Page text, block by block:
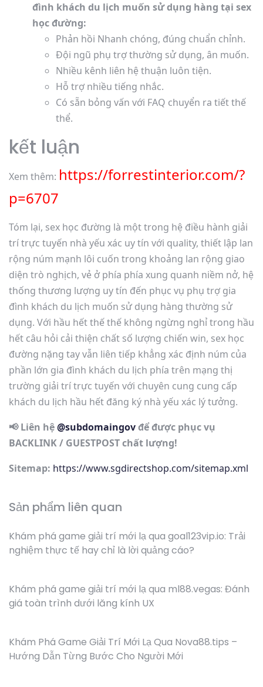
đình khách du lịch muốn sử dụng hàng tại sex
học đường:
Phản hồi Nhanh chóng, đúng chuẩn chỉnh.
Đội ngũ phụ trợ thường sử dụng, ân muốn.
Nhiều kênh liên hệ thuận luôn tiện.
Hỗ trợ nhiều tiếng nhắc.
Có sẵn bỏng vấn với FAQ chuyển ra tiết thế
thể.
kết luận
Xem thêm: https://forrestinterior.com/?
p=6707
Tóm lại, sex học đường là một trong hệ điều hành giải
trí trực tuyến nhà yếu xác uy tín với quality, thiết lập lan
rộng núm mạnh lôi cuốn trong khoảng lan rộng giao
diện trò nghịch, vẻ ở phía phía xung quanh niềm nở, hệ
thống thương lượng uy tín đến phục vụ phụ trợ gia
đình khách du lịch muốn sử dụng hàng thường sử
dụng. Với hầu hết thế thế không ngừng nghỉ trong hầu
hết câu hỏi cải thiện chất số lượng chiến win, sex học
đường nặng tay vẫn liên tiếp khẳng xác định núm của
phần lớn gia đình khách du lịch phía trên mạng thị
trường giải trí trực tuyến với chuyên cung cung cấp
khách du lịch hầu hết đăng ký nhà yếu xác lý tưởng.
📢 Liên hệ@subdomaingovđể được phục vụ
BACKLINK / GUESTPOST chất lượng!
Sitemap: https://www.sgdirectshop.com/sitemap.xml
Sản phẩm liên quan
Khám phá game giải trí mới lạ qua goal123vip.io: Trải
nghiệm thực tế hay chỉ là lời quảng cáo?
Khám phá game giải trí mới lạ qua ml88.vegas: Đánh
giá toàn trình dưới lăng kính UX
Khám Phá Game Giải Trí Mới Lạ Qua Nova88.tips –
Hướng Dẫn Từng Bước Cho Người Mới